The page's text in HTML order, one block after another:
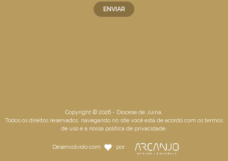
Copyright © 2026 - Diocese de Juína.
Todos os direitos reservados, navegando no site você está de acordo com os termos
de usoe a nossa política de privacidade.
Desenvolvido com por